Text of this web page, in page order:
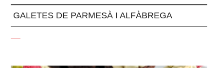
GALETES DE PARMESÀ I ALFÀBREGA